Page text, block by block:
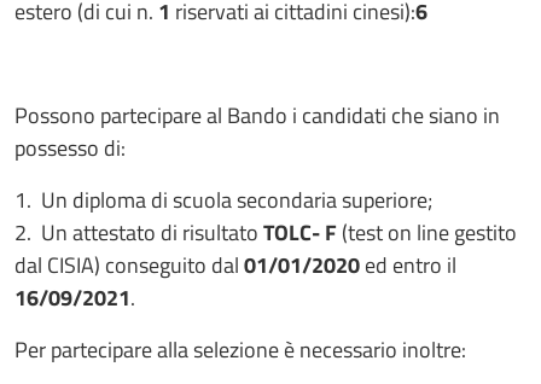
estero (di cui n. 1 riservati ai cittadini cinesi):6
Possono partecipare al Bando i candidati che siano in
possesso di:
1. Un diploma di scuola secondaria superiore;
2. Un attestato di risultatoTOLC- F(test on line gestito
dal CISIA) conseguito dal01/01/2020ed entro il
16/09/2021.
Per partecipare alla selezione è necessario inoltre: